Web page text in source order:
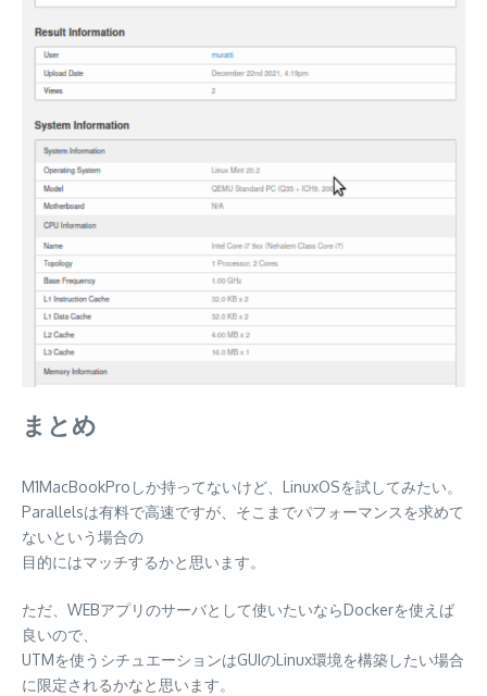
まとめ
M1MacBookProしか持ってないけど、LinuxOSを試してみたい。
Parallelsは有料で高速ですが、そこまでパフォーマンスを求めて
ないという場合の
目的にはマッチするかと思います。
ただ、WEBアプリのサーバとして使いたいならDockerを使えば
良いので、
UTMを使うシチュエーションはGUIのLinux環境を構築したい場合
に限定されるかなと思います。